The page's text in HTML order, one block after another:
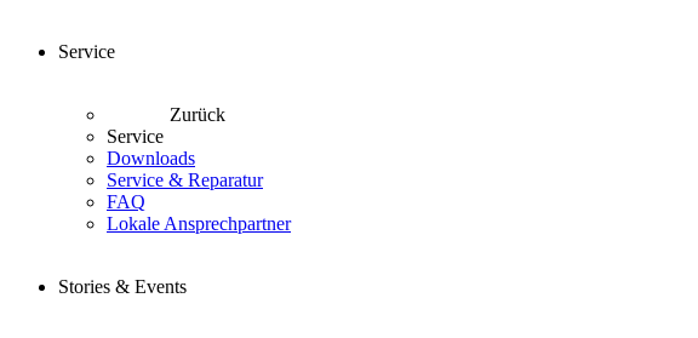
Service
Zurück
Service
Downloads
Service & Reparatur
FAQ
Lokale Ansprechpartner
Stories & Events